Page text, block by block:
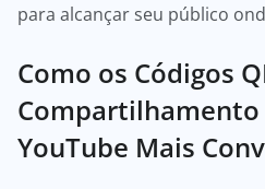
para alcançar seu público
Como os Códigos
YouTube Mais